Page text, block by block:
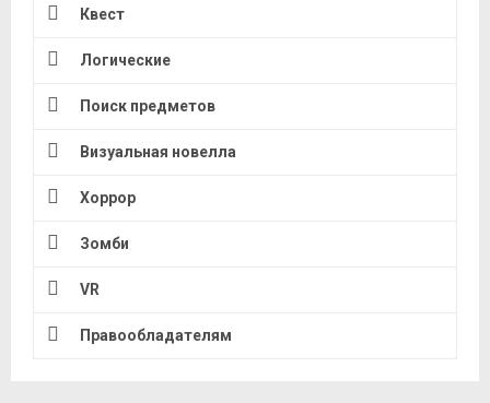
Квест
Логические
Поиск предметов
Визуальная новелла
Хоррор
Зомби
VR
Правообладателям